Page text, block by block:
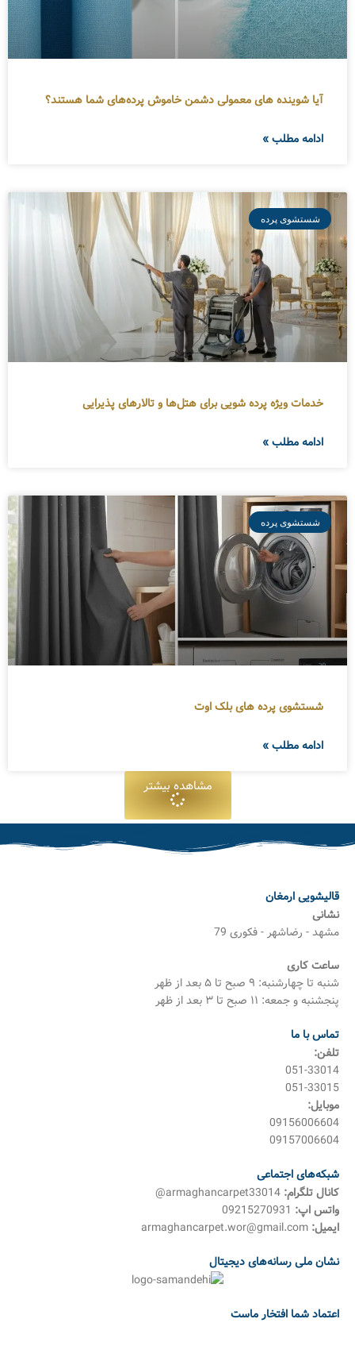
آیا شوینده های معمولی دشمن خاموش پرده‌های شما هستند؟
ادامه مطلب »
شستشوی پرده
خدمات ویژه پرده شویی برای هتل‌ها و تالارهای پذیرایی
ادامه مطلب »
شستشوی پرده
شستشوی پرده های بلک اوت
ادامه مطلب »
مشاهده بیشتر
قالیشویی ارمغان
نشانی
مشهد - رضاشهر - فکوری 79
ساعت کاری
شنبه تا چهارشنبه: ۹ صبح تا ۵ بعد از ظهر
پنجشنبه و جمعه: ۱۱ صبح تا ۳ بعد از ظهر
تماس با ما
تلفن:
051-33014
051-33015
موبایل:
09156006604
09157006604
شبکه‌های اجتماعی
کانال تلگرام:
واتس اپ: 09215270931
ایمیل:
نشان ملی رسانه‌های دیجیتال
اعتماد شما افتخار ماست